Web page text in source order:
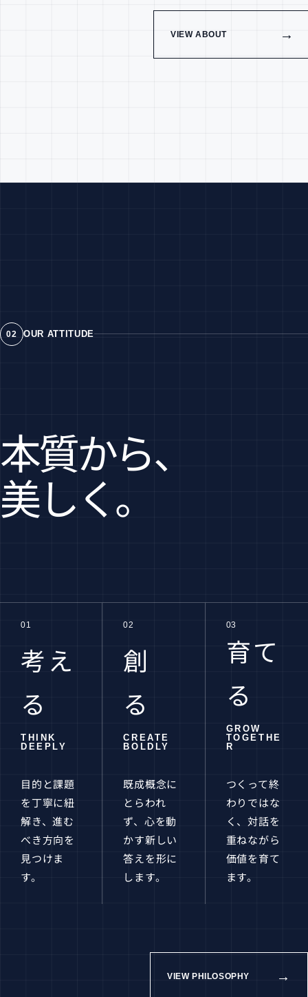
VIEW ABOUT →
02 OUR ATTITUDE
本質から、
美しく。
01
考え
る
THINK
DEEPLY
目的と課題
を丁寧に紐
解き、進む
べき方向を
見つけま
す。
02
創
る
CREATE
BOLDLY
既成概念に
とらわれ
ず、心を動
かす新しい
答えを形に
します。
03
育て
る
GROW
TOGETHE
R
つくって終
わりではな
く、対話を
重ねながら
価値を育て
ます。
VIEW PHILOSOPHY →